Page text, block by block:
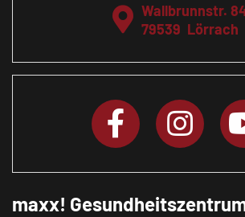
Wallbrunnstr.
79539 Lörrach
maxx!